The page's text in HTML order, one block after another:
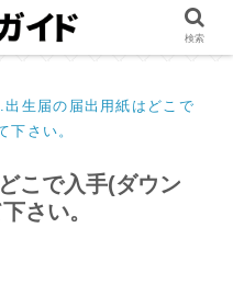
出生届の届出用紙はどこで
下さい。
こで入手(ダウン
さい。
検索